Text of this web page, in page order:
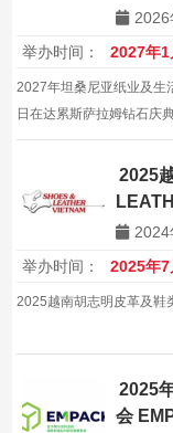
2026
举办时间：
2027年1
2027年坦桑尼亚纸业及生
日在达累斯萨拉姆钻石庆
吸引全球行业企业参展。
2025
2024
举办时间：
2025年7
2025越南胡志明皮革及鞋
2025
会